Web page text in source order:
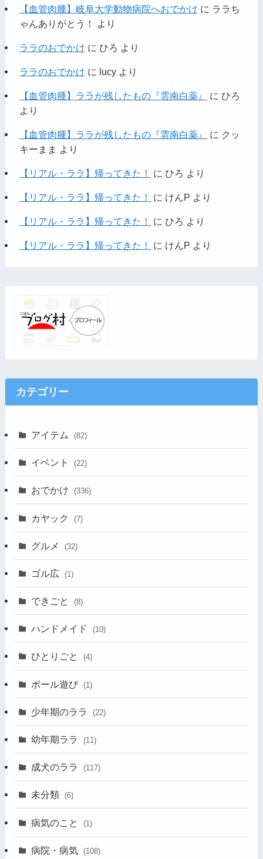
【血管肉腫】岐阜大学動物病院へおでかけ に ララち
ゃんありがとう！
より
ララのおでかけ に ひろ より
ララのおでかけ に lucyより
【血管肉腫】ララが残したもの『雲南白薬』 に ひろ
より
【血管肉腫】ララが残したもの『雲南白薬』 に クッ
キーまま
より
【リアル・ララ】帰ってきた！ に ひろ より
【リアル・ララ】帰ってきた！ に けんP より
【リアル・ララ】帰ってきた！ に ひろ より
【リアル・ララ】帰ってきた！ に けんP より
カテゴリー
アイテム (82)
イベント (22)
おでかけ (336)
カヤック (7)
グルメ (32)
ゴル広 (1)
できごと (8)
ハンドメイド (10)
ひとりごと (4)
ボール遊び (1)
少年期のララ (22)
幼年期ララ (11)
成犬のララ (117)
未分類 (6)
病気のこと (1)
病院・病気 (108)